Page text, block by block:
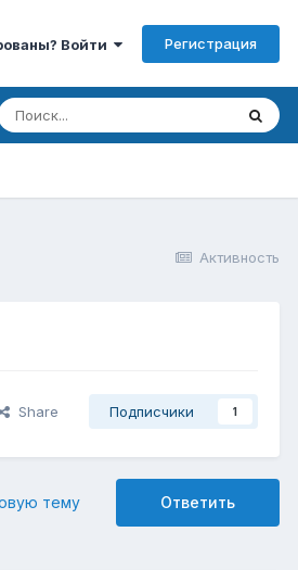
Войти Регистрация
Активность
Share Подписчики 1
Ответить
тему